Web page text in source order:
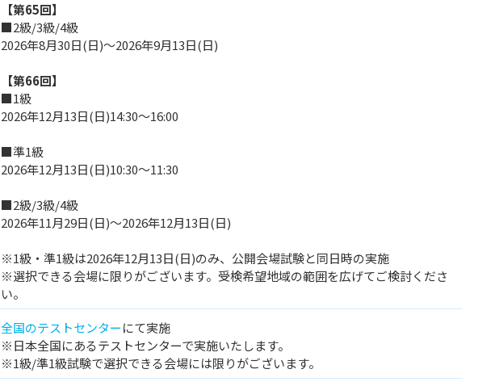
【第65回】
■2級/3級/4級
2026年8月30日(日)～2026年9月13日(日)
【第66回】
■1級
2026年12月13日(日)14:30～16:00
■準1級
2026年12月13日(日)10:30～11:30
■2級/3級/4級
2026年11月29日(日)～2026年12月13日(日)
※1級・準1級は2026年12月13日(日)のみ、公開会場試験と同日時の実施
※選択できる会場に限りがございます。受検希望地域の範囲を広げてご検討くださ
い。
全国のテストセンターにて実施
※日本全国にあるテストセンターで実施いたします。
※1級/準1級試験で選択できる会場には限りがございます。